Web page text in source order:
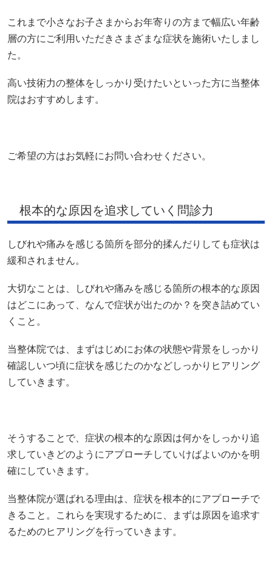
これまで小さなお子さまからお年寄りの方まで幅広い年齢
層の方にご利用いただきさまざまな症状を施術いたしまし
た。
高い技術力の整体をしっかり受けたいといった方に当整体
院はおすすめします。
ご希望の方はお気軽にお問い合わせください。
根本的な原因を追求していく問診力
しびれや痛みを感じる箇所を部分的揉んだりしても症状は
緩和されません。
大切なことは、しびれや痛みを感じる箇所の根本的な原因
はどこにあって、なんで症状が出たのか？を突き詰めてい
くこと。
当整体院では、まずはじめにお体の状態や背景をしっかり
確認しいつ頃に症状を感じたのかなどしっかりヒアリング
していきます。
そうすることで、症状の根本的な原因は何かをしっかり追
求していきどのようにアプローチしていけばよいのかを明
確にしていきます。
当整体院が選ばれる理由は、症状を根本的にアプローチで
きること。これらを実現するために、まずは原因を追求す
るためのヒアリングを行っていきます。